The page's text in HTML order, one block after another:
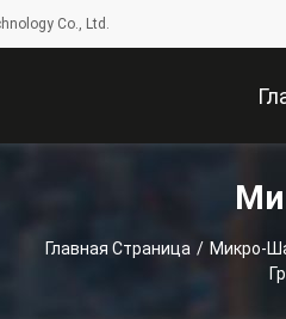
Co., Ltd.
Главная Страница / Микро-